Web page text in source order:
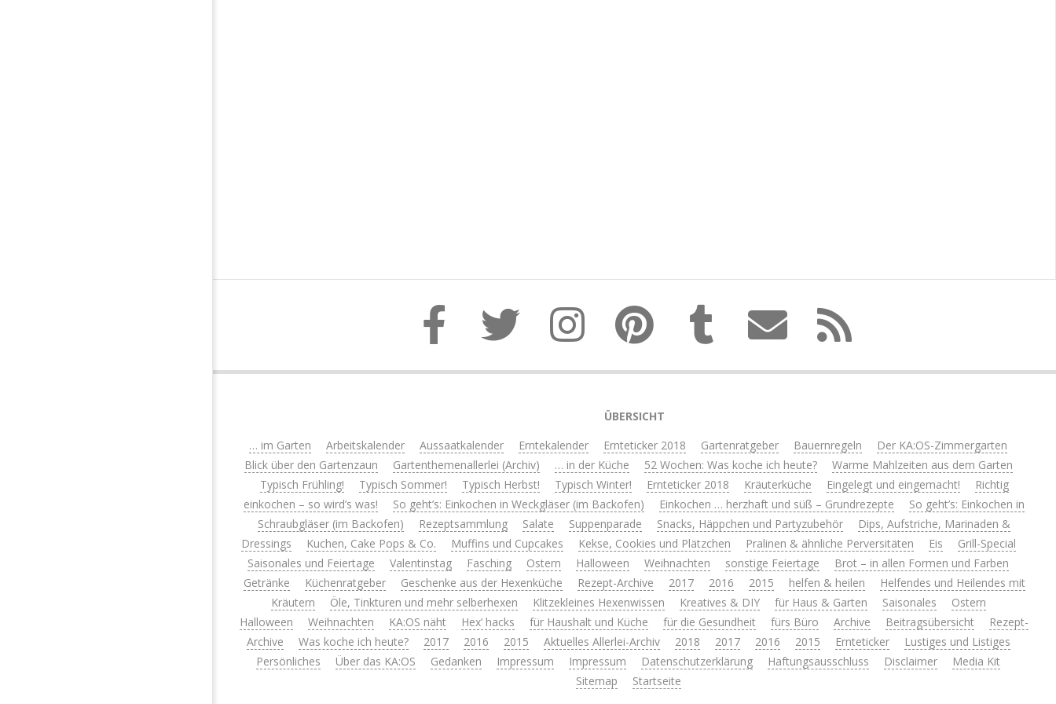
ÜBERSICHT
… im Garten
Arbeitskalender Aussaatkalender Erntekalender Ernteticker 2018 Gartenratgeber Bauernregeln
Der KA:OS-Zimmergarten
Blick über den Gartenzaun
Gartenthemenallerlei (Archiv) … in der Küche 52 Wochen: Was koche ich heute?
Warme Mahlzeiten aus dem Garten
Typisch Frühling!
Typisch Sommer! Typisch Herbst! Typisch Winter! Ernteticker 2018 Kräuterküche Eingelegt und eingemacht!
Richtig
einkochen – so wird’s was!
So geht’s: Einkochen in Weckgläser (im Backofen) Einkochen … herzhaft und süß – Grundrezepte
So geht’s: Einkochen in
Schraubgläser (im Backofen)
Rezeptsammlung Salate Suppenparade Snacks, Häppchen und Partyzubehör
Dips, Aufstriche, Marinaden &
Dressings
Kuchen, Cake Pops & Co. Muffins und Cupcakes Kekse, Cookies und Plätzchen Pralinen & ähnliche Perversitäten Eis
Grill-Special
Saisonales und Feiertage
Valentinstag Fasching Ostern Halloween Weihnachten sonstige Feiertage
Brot – in allen Formen und Farben
Getränke
Küchenratgeber Geschenke aus der Hexenküche Rezept-Archive 2017 2016 2015 helfen & heilen
Helfendes und Heilendes mit
Kräutern
Öle, Tinkturen und mehr selberhexen Klitzekleines Hexenwissen Kreatives & DIY für Haus & Garten Saisonales
Ostern
Halloween
Weihnachten KA:OS näht Hex’ hacks für Haushalt und Küche für die Gesundheit fürs Büro Archive Beitragsübersicht
Rezept-
Archive
Was koche ich heute? 2017 2016 2015 Aktuelles Allerlei-Archiv 2018 2017 2016 2015 Ernteticker
Lustiges und Listiges
Persönliches
Über das KA:OS Gedanken Impressum Impressum Datenschutzerklärung Haftungsausschluss Disclaimer
Media Kit
Sitemap
Startseite